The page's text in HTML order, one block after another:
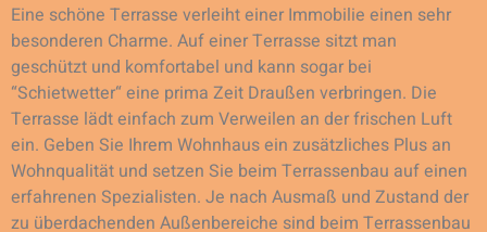
Eine schöne Terrasse verleiht einer Immobilie einen sehr
besonderen Charme. Auf einer Terrasse sitzt man
geschützt und komfortabel und kann sogar bei
“Schietwetter“ eine prima Zeit Draußen verbringen. Die
Terrasse lädt einfach zum Verweilen an der frischen Luft
ein. Geben Sie Ihrem Wohnhaus ein zusätzliches Plus an
Wohnqualität und setzen Sie beim Terrassenbau auf einen
erfahrenen Spezialisten. Je nach Ausmaß und Zustand der
zu überdachenden Außenbereiche sind beim Terrassenbau